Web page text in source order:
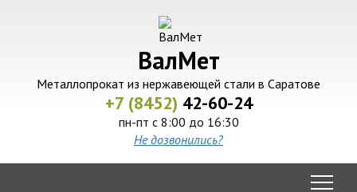
ВалМет
Металлопрокат из нержавеющей стали в Саратове
+7 (8452) 42-60-24
пн-пт с 8:00 до 16:30
Не дозвонились?